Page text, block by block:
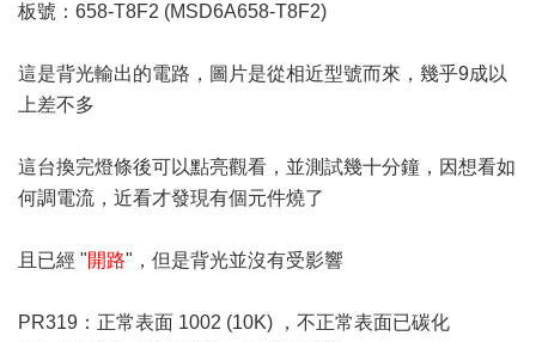
板號：658-T8F2 (MSD6A658-T8F2)
這是背光輸出的電路，圖片是從相近型號而來，幾乎9成以
上差不多
這台換完燈條後可以點亮觀看，並測試幾十分鐘，因想看如
何調電流，近看才發現有個元件燒了
且已經 "開路"，但是背光並沒有受影響
PR319：正常表面 1002 (10K) ，不正常表面已碳化